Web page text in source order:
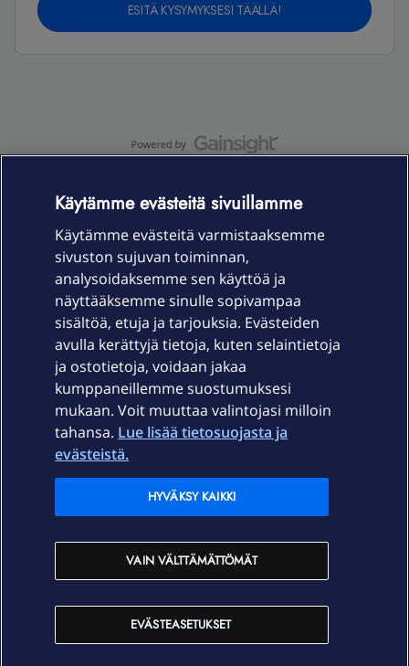
ESITÄ KYSYMYKSESI TÄÄLLÄ!
Laitteet & liittymät
Palvelut
Ajankohtaista
Elisa Oyj
In English
Käytämme evästeitä sivuillamme
Käytämme evästeitä varmistaaksemme
sivuston sujuvan toiminnan,
analysoidaksemme sen käyttöä ja
näyttääksemme sinulle sopivampaa
sisältöä, etuja ja tarjouksia. Evästeiden
avulla kerättyjä tietoja, kuten selaintietoja
ja ostotietoja, voidaan jakaa
kumppaneillemme suostumuksesi
mukaan. Voit muuttaa valintojasi milloin
tahansa. Lue lisää tietosuojasta ja
evästeistä.
EVÄSTEASETUKSET
VAIN VÄLTTÄMÄTTÖMÄT
HYVÄKSY KAIKKI